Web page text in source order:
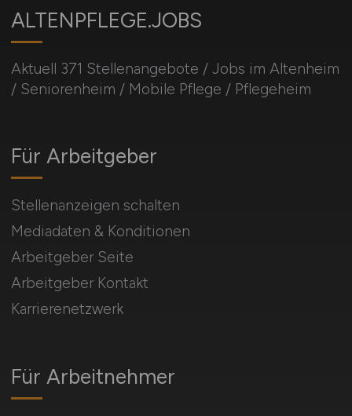
ALTENPFLEGE.JOBS
Aktuell 371 Stellenangebote / Jobs im Altenheim
/ Seniorenheim / Mobile Pflege / Pflegeheim
Für Arbeitnehmer
Für Arbeitgeber
Stellenanzeigen schalten
Mediadaten & Konditionen
Arbeitgeber Seite
Arbeitgeber Kontakt
Karrierenetzwerk